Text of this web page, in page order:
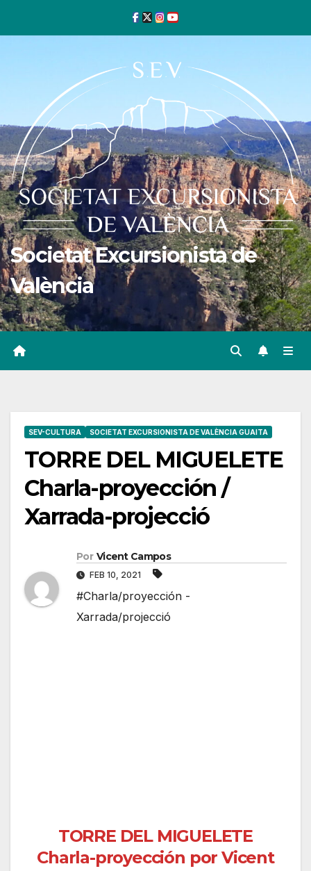
Societat Excursionista de
València
SEV-CULTURA SOCIETAT EXCURSIONISTA DE VALÈNCIA GUAITA
TORRE DEL MIGUELETE
Charla-proyección /
Xarrada-projecció
Por Vicent Campos
FEB 10, 2021
#Charla/proyección -
Xarrada/projecció
TORRE DEL MIGUELETE
Charla-proyección por Vicent